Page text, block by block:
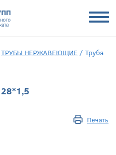
ТРУБЫ НЕРЖАВЕЮЩИЕ / Труба
Печать